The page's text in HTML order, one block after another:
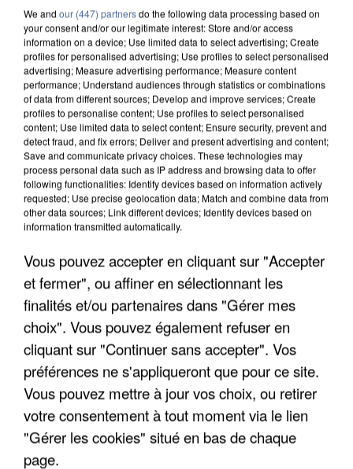
UN SECOND CADRE DE LA DZ MAFIA
INTERPELLÉ EN ALGÉRIE
We and our (447) partnersdo the following data processing based on
your consent and/or our legitimate interest: Store and/or access
information on a device; Use limited data to select advertising; Create
profiles for personalised advertising; Use profiles to select personalised
advertising; Measure advertising performance; Measure content
performance; Understand audiences through statistics or combinations
of data from different sources; Develop and improve services; Create
profiles to personalise content; Use profiles to select personalised
content; Use limited data to select content; Ensure security, prevent and
detect fraud, and fix errors; Deliver and present advertising and content;
Save and communicate privacy choices. These technologies may
process personal data such as IP address and browsing data to offer
following functionalities: Identify devices based on information actively
requested; Use precise geolocation data; Match and combine data from
other data sources; Link different devices; Identify devices based on
information transmitted automatically.
Vous pouvez accepter en cliquant sur "Accepter
et fermer", ou affiner en sélectionnant les
finalités et/ou partenaires dans "Gérer mes
choix". Vous pouvez également refuser en
cliquant sur "Continuer sans accepter". Vos
préférences ne s'appliqueront que pour ce site.
Vous pouvez mettre à jour vos choix, ou retirer
votre consentement à tout moment via le lien
"Gérer les cookies" situé en bas de chaque
page.